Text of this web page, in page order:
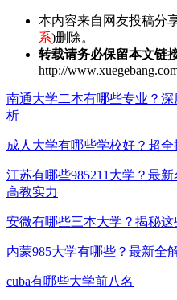
本内容来自网友投稿分
系)删除。
转载请务必保留本文链
http://
南通大学二本有哪些专业？
析
成人大学有哪些学校好？超
江苏有哪些985211大学？最
高教实力
安微有哪些三本大学？揭秘
内蒙985大学有哪些？最新全
cuba有哪些大学前八名